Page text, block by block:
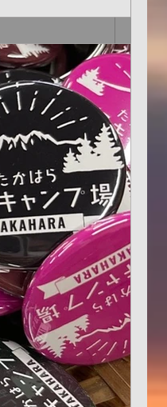
すべて表示
ン